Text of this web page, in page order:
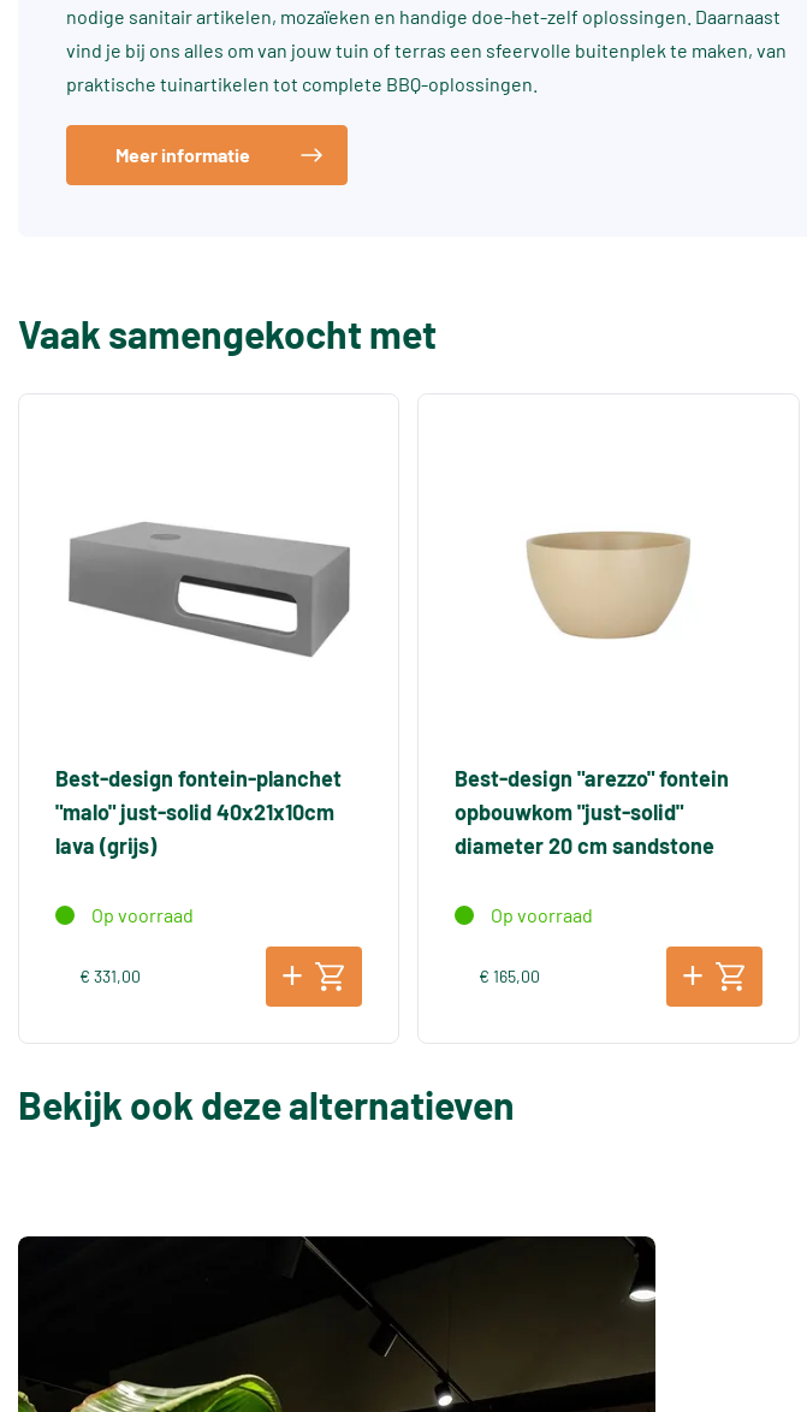
nodige sanitair artikelen, mozaïeken en handige doe-het-zelf oplossingen. Daarnaast
vind je bij ons alles om van jouw tuin of terras een sfeervolle buitenplek te maken, van
praktische tuinartikelen tot complete BBQ-oplossingen.
Meer informatie
Vaak samengekocht met
Best-design fontein-planchet
"malo" just-solid 40x21x10cm
lava (grijs)
Op voorraad
€ 331,00
Best-design "arezzo" fontein
opbouwkom "just-solid"
diameter 20 cm sandstone
Op voorraad
€ 165,00
Bekijk ook deze alternatieven